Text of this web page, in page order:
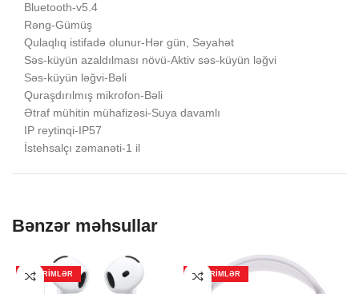
Bluetooth-v5.4
Rəng-Gümüş
Qulaqlıq istifadə olunur-Hər gün, Səyahət
Səs-küyün azaldılması növü-Aktiv səs-küyün ləğvi
Səs-küyün ləğvi-Bəli
Quraşdırılmış mikrofon-Bəli
Ətraf mühitin mühafizəsi-Suya davamlı
IP reytinqi-IP57
İstehsalçı zəmanəti-1 il
Bənzər məhsullar
ENDIRIMLƏR ENDIRIMLƏR